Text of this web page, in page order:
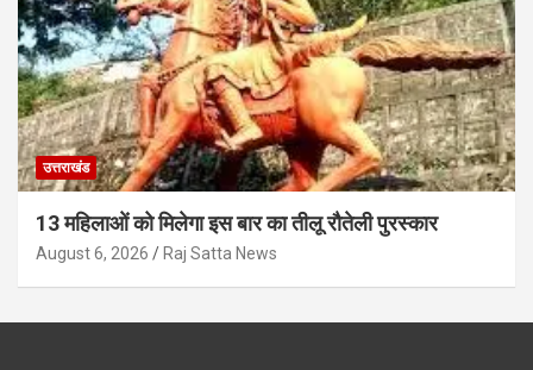
उत्तराखंड
13 महिलाओं को मिलेगा इस बार का तीलू रौतेली पुरस्कार
August 6, 2026 Raj Satta News